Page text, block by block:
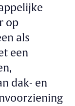
op
als
een
dak- en